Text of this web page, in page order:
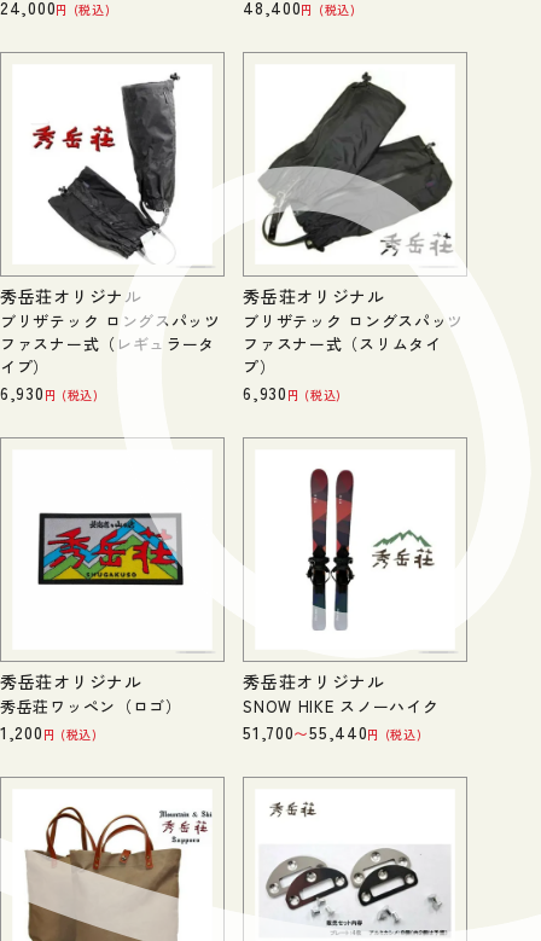
24,000 税込 48,400 税込
秀岳荘オリジナル
ブリザテック ロングスパッツ
ファスナー式（レギュラータ
イプ）
6,930 税込
秀岳荘オリジナル
ブリザテック ロングスパッツ
ファスナー式（スリムタイ
プ）
6,930 税込
秀岳荘オリジナル
秀岳荘ワッペン（ロゴ）
1,200 税込
秀岳荘オリジナル
SNOW HIKE スノーハイク
51,700〜55,440 税込